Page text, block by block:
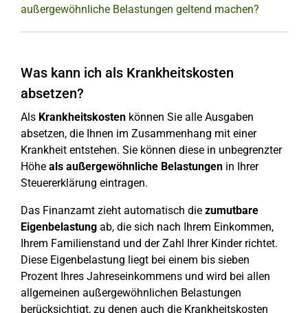
außergewöhnliche Belastungen geltend machen?
Was kann ich als Krankheitskosten
absetzen?
Als Krankheitskosten können Sie alle Ausgaben
absetzen, die Ihnen im Zusammenhang mit einer
Krankheit entstehen. Sie können diese in unbegrenzter
Höhe als außergewöhnliche Belastungen in Ihrer
Steuererklärung eintragen.
Das Finanzamt zieht automatisch die zumutbare
Eigenbelastung ab, die sich nach Ihrem Einkommen,
Ihrem Familienstand und der Zahl Ihrer Kinder richtet.
Diese Eigenbelastung liegt bei einem bis sieben
Prozent Ihres Jahreseinkommens und wird bei allen
allgemeinen außergewöhnlichen Belastungen
berücksichtigt, zu denen auch die Krankheitskosten